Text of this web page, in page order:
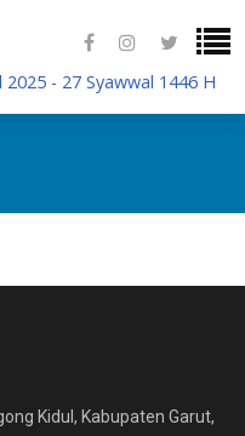
- 27 Syawwal 1446 H
Kidul, Kabupaten Garut,